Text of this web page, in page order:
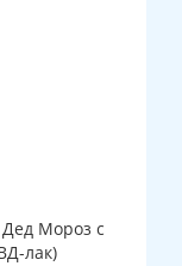
Мороз с
лак)